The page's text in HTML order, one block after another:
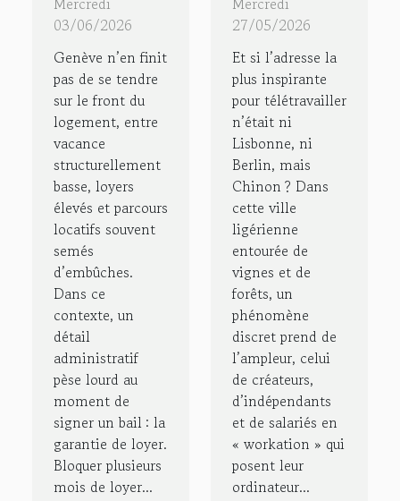
de loyer
suisse
bouscule
les
habitudes
des
locataires
03/06/2026
Genève n’en finit
pas de se tendre
sur le front du
logement, entre
vacance
structurellement
basse, loyers
élevés et parcours
locatifs souvent
semés
d’embûches.
Dans ce
contexte, un
détail
administratif
pèse lourd au
moment de
signer un bail : la
garantie de loyer.
Bloquer plusieurs
mois de loyer...
gardé des
créateurs
en
télétravail
27/05/2026
Et si l’adresse la
plus inspirante
pour télétravailler
n’était ni
Lisbonne, ni
Berlin, mais
Chinon ? Dans
cette ville
ligérienne
entourée de
vignes et de
forêts, un
phénomène
discret prend de
l’ampleur, celui
de créateurs,
d’indépendants
et de salariés en
« workation » qui
posent leur
ordinateur...